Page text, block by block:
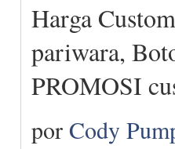
Harga
pariwara,
PROMOSI
por Cody